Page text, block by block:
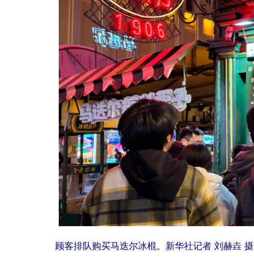
顾客排队购买马迭尔冰棍。新华社记者 刘赫垚 摄